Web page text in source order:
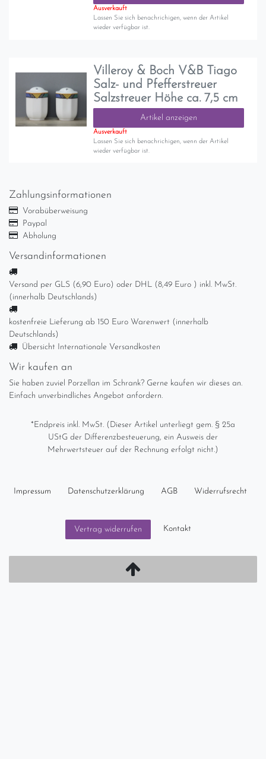
Ausverkauft
Lassen Sie sich benachrichigen, wenn der Artikel
wieder verfügbar ist.
Villeroy & Boch V&B Tiago
Salz- und Pfefferstreuer
Salzstreuer Höhe ca. 7,5 cm
Artikel anzeigen
Ausverkauft
Lassen Sie sich benachrichigen, wenn der Artikel
wieder verfügbar ist.
Zahlungsinformationen
Vorabüberweisung
Paypal
Abholung
Versandinformationen
Versand per GLS (6,90 Euro) oder DHL (8,49 Euro ) inkl. MwSt.
(innerhalb Deutschlands)
kostenfreie Lieferung ab 150 Euro Warenwert (innerhalb
Deutschlands)
Übersicht Internationale Versandkosten
Wir kaufen an
Sie haben zuviel Porzellan im Schrank? Gerne kaufen wir dieses an.
Einfach unverbindliches Angebot anfordern.
*Endpreis inkl. MwSt. (Dieser Artikel unterliegt gem. § 25a
UStG der Differenzbesteuerung, ein Ausweis der
Mehrwertsteuer auf der Rechnung erfolgt nicht.)
Impressum Daten­schutz­erklärung AGB Widerrufs­recht
Vertrag widerrufen Kontakt